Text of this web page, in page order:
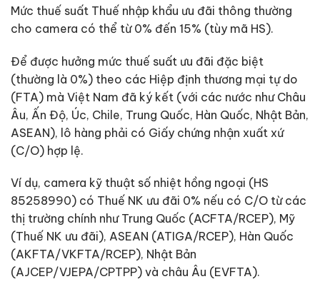
Mức thuế suất Thuế nhập khẩu ưu đãi thông thường
cho camera có thể từ 0% đến 15% (tùy mã HS).
Để được hưởng mức thuế suất ưu đãi đặc biệt
(thường là 0%) theo các Hiệp định thương mại tự do
(FTA) mà Việt Nam đã ký kết (với các nước như Châu
Âu, Ấn Độ, Úc, Chile, Trung Quốc, Hàn Quốc, Nhật Bản,
ASEAN), lô hàng phải có Giấy chứng nhận xuất xứ
(C/O) hợp lệ.
Ví dụ, camera kỹ thuật số nhiệt hồng ngoại (HS
85258990) có Thuế NK ưu đãi 0% nếu có C/O từ các
thị trường chính như Trung Quốc (ACFTA/RCEP), Mỹ
(Thuế NK ưu đãi), ASEAN (ATIGA/RCEP), Hàn Quốc
(AKFTA/VKFTA/RCEP), Nhật Bản
(AJCEP/VJEPA/CPTPP) và châu Âu (EVFTA).